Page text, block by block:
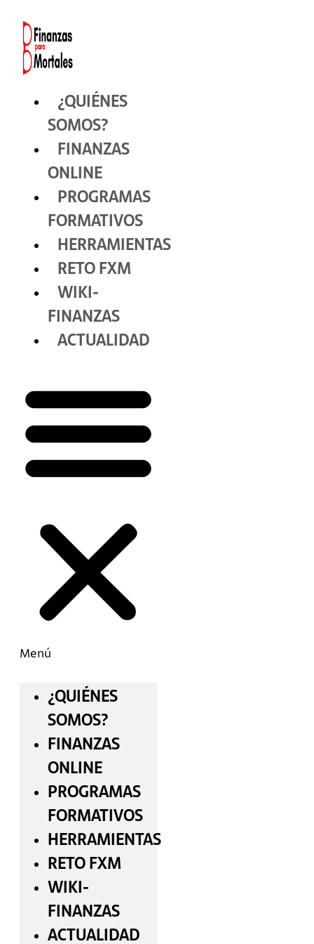
contenido
¿QUIÉNES
SOMOS?
FINANZAS
ONLINE
PROGRAMAS
FORMATIVOS
HERRAMIENTAS
RETO FXM
WIKI-
FINANZAS
ACTUALIDAD
Menú
¿QUIÉNES
SOMOS?
FINANZAS
ONLINE
PROGRAMAS
FORMATIVOS
HERRAMIENTAS
RETO FXM
WIKI-
FINANZAS
ACTUALIDAD